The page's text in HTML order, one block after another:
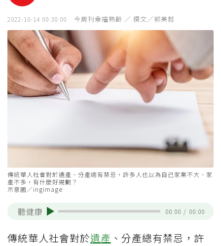
2022-10-14 00:30:00 今周刊幸福熟齡 ／ 撰文／郭美懿
傳統華人社會對於遺產、分產總有禁忌，許多人也以為自己家業不大、家
產不多，有什麼好規劃？
示意圖／ingimage
聽健康 00:00 / 00:00
傳統華人社會對於遺產 、分產總有禁忌，許